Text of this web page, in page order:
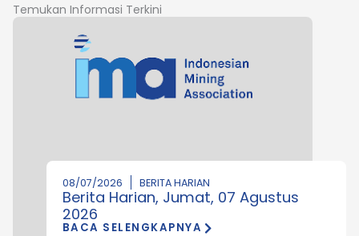
Temukan Informasi Terkini
08/07/2026 BERITA HARIAN
Berita Harian, Jumat, 07 Agustus
2026
BACA SELENGKAPNYA